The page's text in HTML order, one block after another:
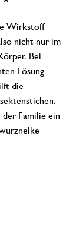
Wirkstoff
nicht nur im
Bei
Lösung
die
Familie ein